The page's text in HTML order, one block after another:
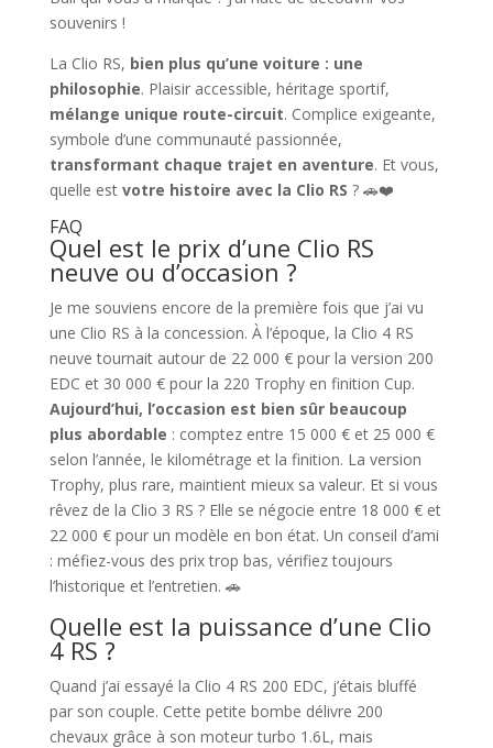
souvenirs !
La Clio RS, bien plus qu’une voiture : une
philosophie. Plaisir accessible, héritage sportif,
mélange unique route-circuit. Complice exigeante,
symbole d’une communauté passionnée,
transformant chaque trajet en aventure. Et vous,
quelle est votre histoire avec la Clio RS ? 🚗❤️
FAQ
Quel est le prix d’une Clio RS
neuve ou d’occasion ?
Je me souviens encore de la première fois que j’ai vu
une Clio RS à la concession. À l’époque, la Clio 4 RS
neuve tournait autour de 22 000 € pour la version 200
EDC et 30 000 € pour la 220 Trophy en finition Cup.
Aujourd’hui, l’occasion est bien sûr beaucoup
plus abordable : comptez entre 15 000 € et 25 000 €
selon l’année, le kilométrage et la finition. La version
Trophy, plus rare, maintient mieux sa valeur. Et si vous
rêvez de la Clio 3 RS ? Elle se négocie entre 18 000 € et
22 000 € pour un modèle en bon état. Un conseil d’ami
: méfiez-vous des prix trop bas, vérifiez toujours
l’historique et l’entretien. 🚗
Quelle est la puissance d’une Clio
4 RS ?
Quand j’ai essayé la Clio 4 RS 200 EDC, j’étais bluffé
par son couple. Cette petite bombe délivre 200
chevaux grâce à son moteur turbo 1.6L, mais